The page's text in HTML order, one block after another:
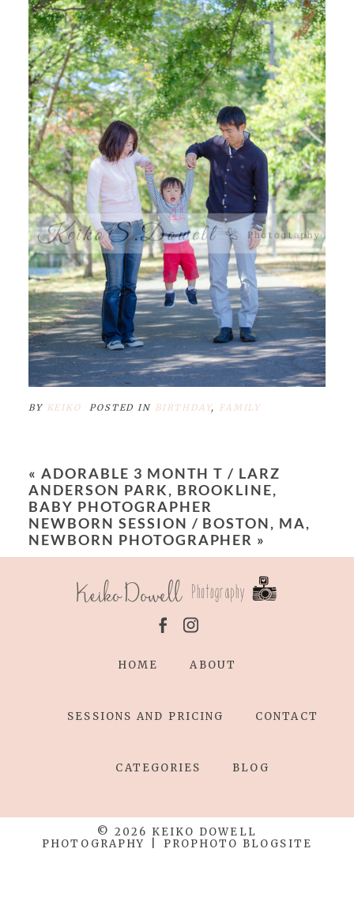
BY KEIKO POSTED IN BIRTHDAY, FAMILY
« ADORABLE 3 MONTH T / LARZ
ANDERSON PARK, BROOKLINE,
BABY PHOTOGRAPHER
NEWBORN SESSION / BOSTON, MA,
NEWBORN PHOTOGRAPHER »
HOME ABOUT
SESSIONS AND PRICING CONTACT
CATEGORIES BLOG
© 2026 KEIKO DOWELL
PHOTOGRAPHY
PROPHOTO BLOGSITE